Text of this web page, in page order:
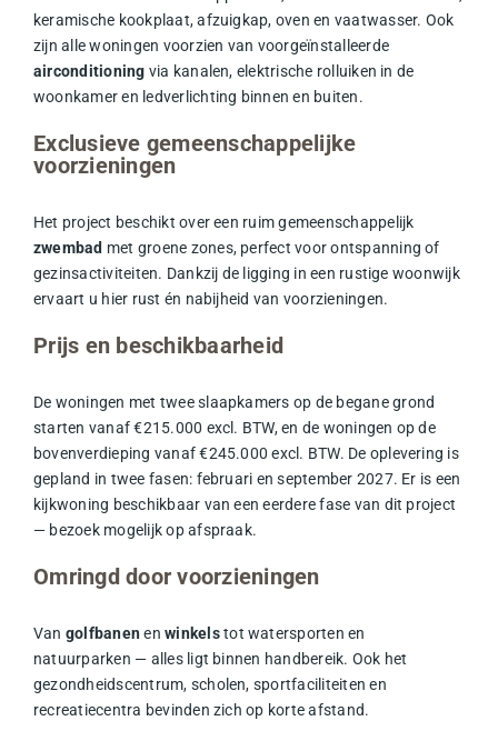
keramische kookplaat, afzuigkap, oven en vaatwasser. Ook
zijn alle woningen voorzien van voorgeïnstalleerde
airconditioning via kanalen, elektrische rolluiken in de
woonkamer en ledverlichting binnen en buiten.
Exclusieve gemeenschappelijke
voorzieningen
Het project beschikt over een ruim gemeenschappelijk
zwembad met groene zones, perfect voor ontspanning of
gezinsactiviteiten. Dankzij de ligging in een rustige woonwijk
ervaart u hier rust én nabijheid van voorzieningen.
Prijs en beschikbaarheid
De woningen met twee slaapkamers op de begane grond
starten vanaf €215.000 excl. BTW, en de woningen op de
bovenverdieping vanaf €245.000 excl. BTW. De oplevering is
gepland in twee fasen: februari en september 2027. Er is een
kijkwoning beschikbaar van een eerdere fase van dit project
— bezoek mogelijk op afspraak.
Omringd door voorzieningen
Van golfbanenenwinkelstot watersporten en
natuurparken — alles ligt binnen handbereik. Ook het
gezondheidscentrum, scholen, sportfaciliteiten en
recreatiecentra bevinden zich op korte afstand.